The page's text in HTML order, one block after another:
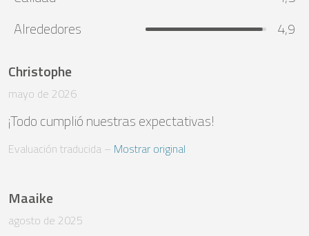
Alrededores
4,9
Christophe
mayo de 2026
¡Todo cumplió nuestras expectativas!
Evaluación traducida – Mostrar original
Maaike
agosto de 2025